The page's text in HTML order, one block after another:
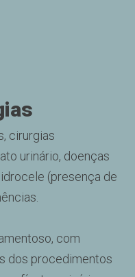
cirurgias
urinário, doenças
(presença de
com
dos procedimentos